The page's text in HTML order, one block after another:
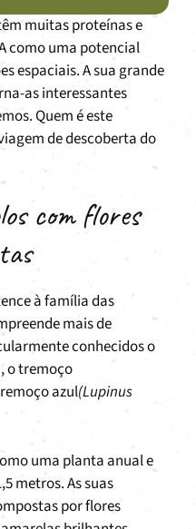
muitas proteínas e
como uma potencial
espaciais. A sua grande
as interessantes
Quem é este
de descoberta do
com flores
à família das
mais de
conhecidos o
o tremoço
azul(Lupinus
uma planta anual e
metros. As suas
por flores